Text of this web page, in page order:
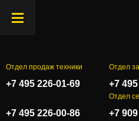
Отдел продаж техники
+7 495 226-01-69
Отдел
+7
+7 495 226-00-86
Отдел
+7